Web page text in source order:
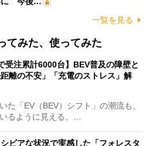
一覧を見る
てみた、使ってみた
受注累計6000台】BEV普及の障壁と
離の不安」「充電のストレス」解
「EV（BEV）シフト」の潮流も、
るように見える。…
ビアな状況で実感した「フォレスタ